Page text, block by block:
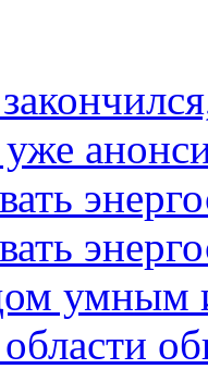
умным